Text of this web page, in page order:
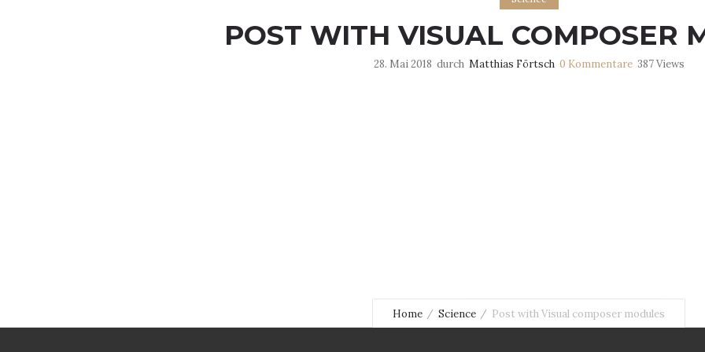
POST WITH VISUAL COMPOSER
28. Mai 2018 durch Matthias Förtsch 0 Kommentare 387 Views
Home Science Post with Visual composer modules